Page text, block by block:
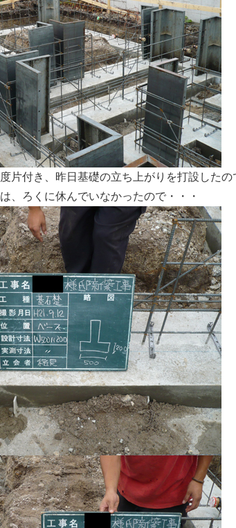
片付き、昨日基礎の立ち上がりを打設した
、ろくに休んでいなかったので・・・